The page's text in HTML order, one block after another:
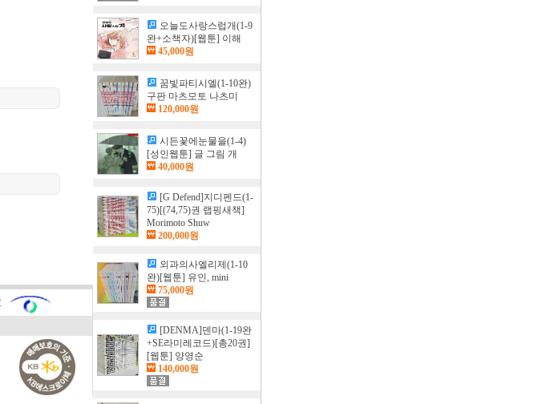
오늘도사랑스럽개(1-9
완+소책자)[웹툰] 이해
45,000원
꿈빛파티시엘(1-10완)
구판 마츠모토 나츠미
120,000원
시든꽃에눈물을(1-4)
[성인웹툰] 글 그림 개
40,000원
[G Defend]지디펜드(1-
75)[(74,75)권 랩핑새책]
Morimoto Shuw
200,000원
외과의사엘리제(1-10
완)[웹툰] 유인, mini
75,000원
[DENMA]덴마(1-19완
+SE라미레코드)[총20권]
[웹툰] 양영순
140,000원